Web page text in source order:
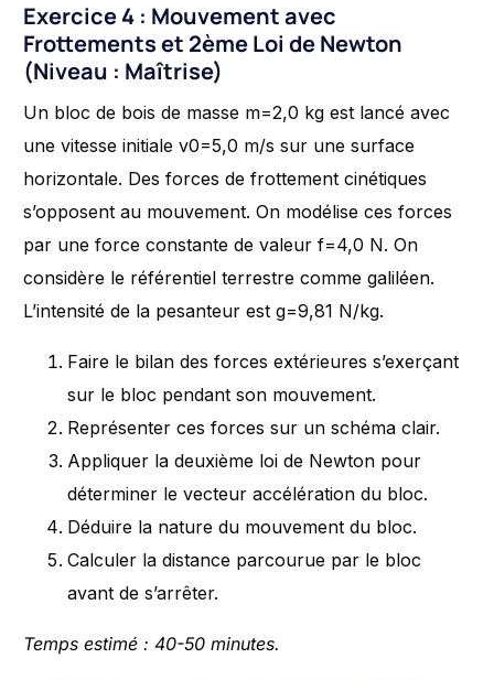
Exercice 4 : Mouvement avec
Frottements et 2ème Loi de Newton
(Niveau : Maîtrise)
Un bloc de bois de masse m=2,0 kg est lancé avec
une vitesse initiale v0​=5,0 m/s sur une surface
horizontale. Des forces de frottement cinétiques
s’opposent au mouvement. On modélise ces forces
par une force constante de valeur f=4,0 N. On
considère le référentiel terrestre comme galiléen.
L’intensité de la pesanteur est g=9,81 N/kg.
Faire le bilan des forces extérieures s’exerçant
sur le bloc pendant son mouvement.
Représenter ces forces sur un schéma clair.
Appliquer la deuxième loi de Newton pour
déterminer le vecteur accélération du bloc.
Déduire la nature du mouvement du bloc.
Calculer la distance parcourue par le bloc
avant de s’arrêter.
Temps estimé : 40-50 minutes.